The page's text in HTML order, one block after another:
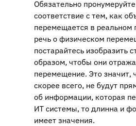
Обязательно
соответствие с тем, как
перемещается в реальном
речь о физическом
постарайтесь изобразить
образом, чтобы они
перемещение. Это значит,
скорее всего, не будут
об информации, которая
ИТ системы, то длинна и
имеет значения.